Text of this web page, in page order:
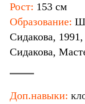
Рост: 153 см
Образование:
Сидакова,
Сидакова,
Доп.навыки: